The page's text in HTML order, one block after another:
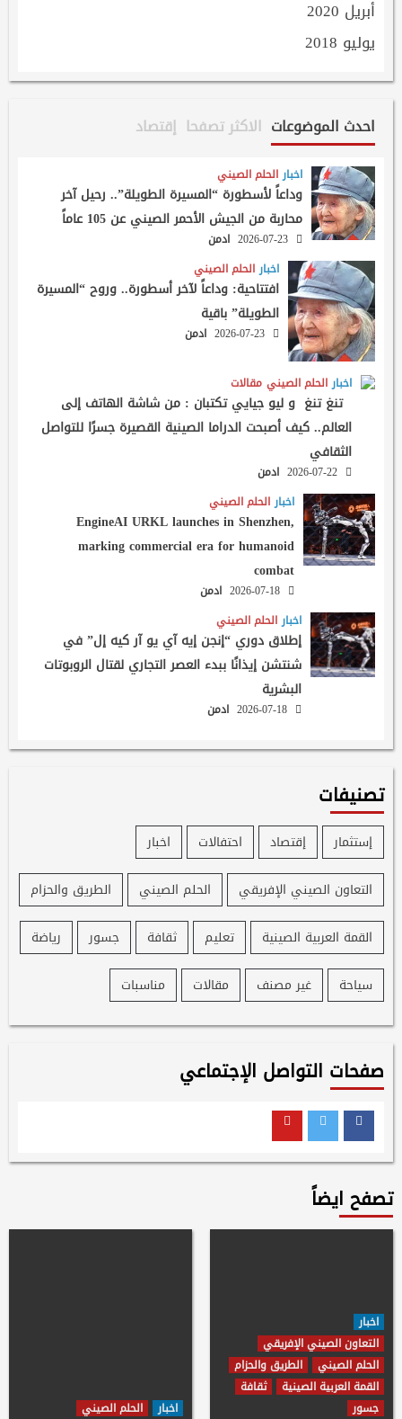
أبريل 2020
يوليو 2018
احدث الموضوعات الاكثر تصفحا إقتصاد
اخبار الحلم الصيني
وداعاً لأسطورة “المسيرة الطويلة”.. رحيل آخر
محاربة من الجيش الأحمر الصيني عن 105 عاماً
2026-07-23
ادمن
اخبار الحلم الصيني
افتتاحية: وداعاً لآخر أسطورة.. وروح “المسيرة
الطويلة” باقية
2026-07-23 ادمن
اخبار الحلم الصيني مقالات
تنغ تنغ و ليو جيايي تكتبان : من شاشة الهاتف إلى
العالم.. كيف أصبحت الدراما الصينية القصيرة جسرًا للتواصل
الثقافي
ادمن
اخبار الحلم الصيني
EngineAI URKL launches in Shenzhen,
marking commercial era for humanoid
combat
2026-07-18
ادمن
اخبار الحلم الصيني
إطلاق دوري “إنجن إيه آي يو آر كيه إل” في
شنتشن إيذانًا ببدء العصر التجاري لقتال الروبوتات
البشرية
ادمن
تصنيفات
إستثمار إقتصاد احتفالات
اخبار
التعاون الصيني الإفريقي
الحلم الصيني
الطريق والحزام
القمة العربية الصينية
تعليم ثقافة جسور
رياضة
سياحة
غير مصنف مقالات مناسبات
صفحات التواصل الإجتماعي
Facebook
Twitter
تصفح ايضاً
اخبار
التعاون الصيني الإفريقي
الحلم الصيني
الطريق والحزام
القمة العربية الصينية
ثقافة
جسور
اخبار الحلم الصيني